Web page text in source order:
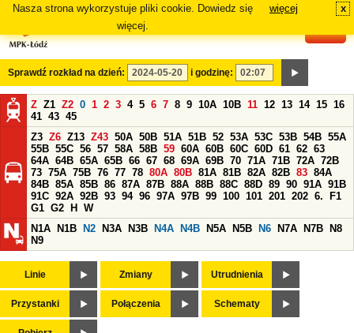
Nasza strona wykorzystuje pliki cookie. Dowiedz się
więcej.
więcej x
Sprawdź rozkład na dzień: i godzinę:
Z Z1 Z2 0 1 2 3 4 5 6 7 8 9 10A 10B 11 12 13 14 15 16
41 43 45
Z3 Z6 Z13 Z43 50A 50B 51A 51B 52 53A 53C 53B 54B 55A
55B 55C 56 57 58A 58B 59 60A 60B 60C 60D 61 62 63
64A 64B 65A 65B 66 67 68 69A 69B 70 71A 71B 72A 72B
73 75A 75B 76 77 78 80A 80B 81A 81B 82A 82B 83 84A
84B 85A 85B 86 87A 87B 88A 88B 88C 88D 89 90 91A 91B
91C 92A 92B 93 94 96 97A 97B 99 100 101 201 202 6.
F1
G1 G2 H
W
N1A
N1B N2 N3A N3B N4A N4B N5A N5B N6 N7A N7B
N8
N9
Linie Zmiany Utrudnienia
Przystanki Połączenia Schematy